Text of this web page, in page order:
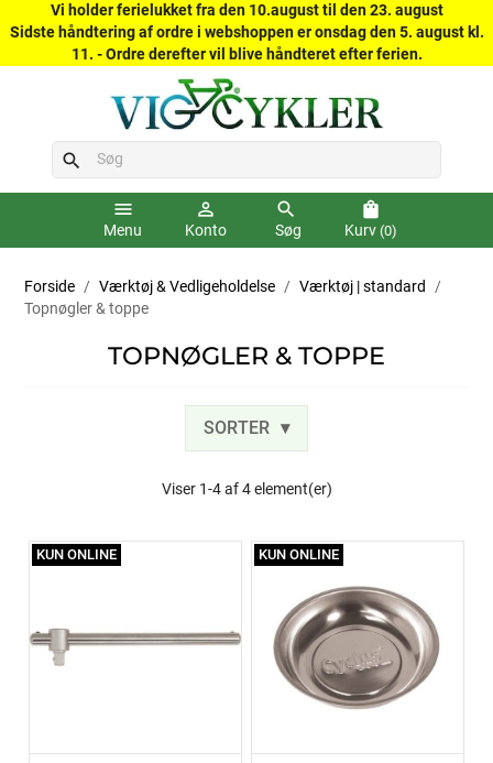
Vi holder ferielukket fra den 10.august til den 23. august
Sidste håndtering af ordre i webshoppen er onsdag den 5. august kl.
11. - Ordre derefter vil blive håndteret efter ferien.
search
menu
Menu
person_outline
Konto
search
Søg
shopping_bag
Kurv (0)
Forside Værktøj & Vedligeholdelse
Værktøj | standard
Topnøgler & toppe
TOPNØGLER & TOPPE
SORTER
Viser 1-4 af 4 element(er)
KUN ONLINE KUN ONLINE